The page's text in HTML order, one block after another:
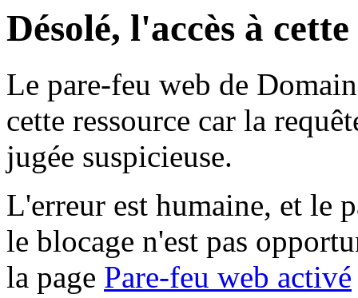
Désolé, l'accès à
Le pare-feu web de
cette ressource car la
jugée suspicieuse.
L'erreur est humaine, et le
le blocage n'est pas
la page Pare-feu web activé